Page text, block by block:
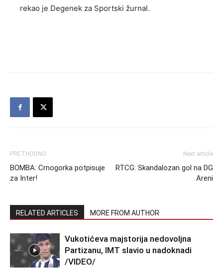
rekao je Degenek za Sportski žurnal.
PRETHODNO
BOMBA: Crnogorka potpisuje
za Inter!
Next article
RTCG: Skandalozan gol na DG
Areni
RELATED ARTICLES MORE FROM AUTHOR
Vukotićeva majstorija nedovoljna
Partizanu, IMT slavio u nadoknadi
/VIDEO/